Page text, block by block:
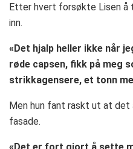
Etter hvert forsøkte Lisen å
inn.
«Det hjalp heller ikke når
røde capsen, fikk på meg
strikkagensere, et tonn
Men hun fant raskt ut at
fasade.